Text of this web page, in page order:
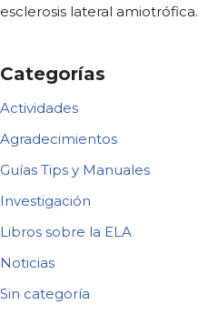
esclerosis lateral amiotrófica.
Categorías
Actividades
Agradecimientos
Guías Tips y Manuales
Investigación
Libros sobre la ELA
Noticias
Sin categoría